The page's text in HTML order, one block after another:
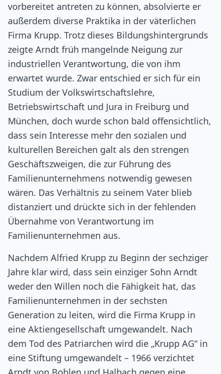
vorbereitet antreten zu können, absolvierte er
außerdem diverse Praktika in der väterlichen
Firma Krupp. Trotz dieses Bildungshintergrunds
zeigte Arndt früh mangelnde Neigung zur
industriellen Verantwortung, die von ihm
erwartet wurde. Zwar entschied er sich für ein
Studium der Volkswirtschaftslehre,
Betriebswirtschaft und Jura in Freiburg und
München, doch wurde schon bald offensichtlich,
dass sein Interesse mehr den sozialen und
kulturellen Bereichen galt als den strengen
Geschäftszweigen, die zur Führung des
Familienunternehmens notwendig gewesen
wären. Das Verhältnis zu seinem Vater blieb
distanziert und drückte sich in der fehlenden
Übernahme von Verantwortung im
Familienunternehmen aus.
Nachdem Alfried Krupp zu Beginn der sechziger
Jahre klar wird, dass sein einziger Sohn Arndt
weder den Willen noch die Fähigkeit hat, das
Familienunternehmen in der sechsten
Generation zu leiten, wird die Firma Krupp in
eine Aktiengesellschaft umgewandelt. Nach
dem Tod des Patriarchen wird die „Krupp AG“ in
eine Stiftung umgewandelt – 1966 verzichtet